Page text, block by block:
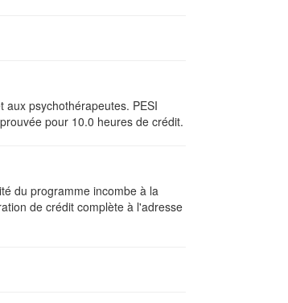
psychothérapeutes. PESI
pour 10.0 heures de crédit.
du programme incombe à la
de crédit complète à l'adresse